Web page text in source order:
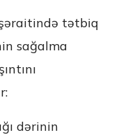
tətbiq
sağalma
dərinin